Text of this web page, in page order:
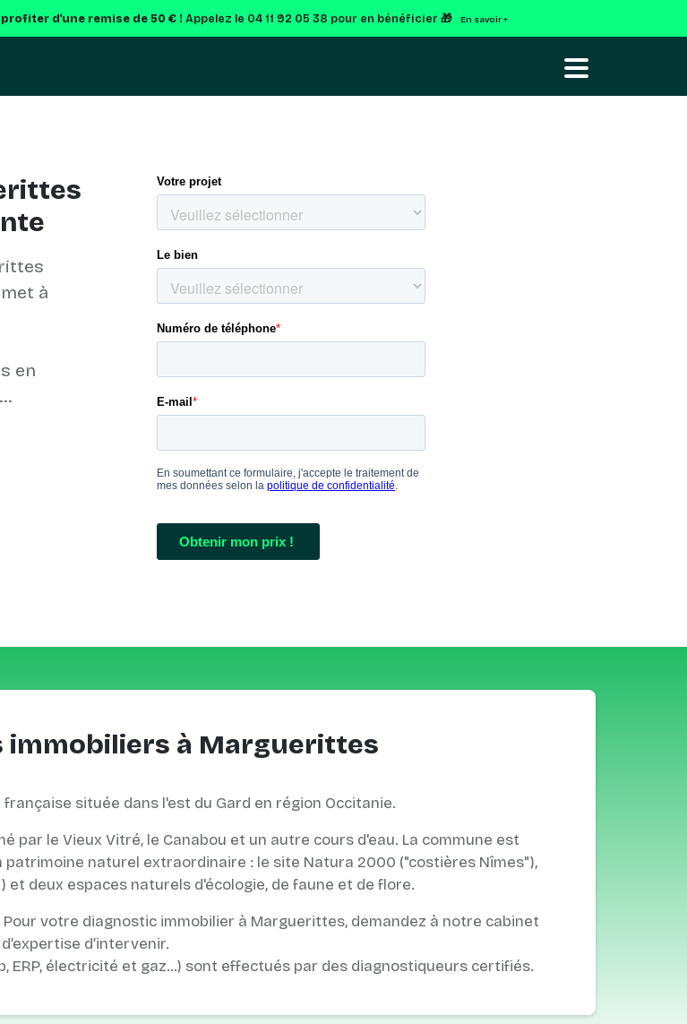
d'une remise de 50 € ! Appelez le 04 11 92 05 38 pour en bénéficier 🎁 En savoir +
à
en
immobiliers à Marguerittes
située dans l'est du Gard en région Occitanie.
par le Vieux Vitré, le Canabou et un autre cours d'eau. La commune est
naturel extraordinaire : le site Natura 2000 ("costières Nîmes"),
et deux espaces naturels d'écologie, de faune et de flore.
votre diagnostic immobilier à Marguerittes, demandez à notre cabinet
d’expertise d’intervenir.
ERP, électricité et gaz…) sont effectués par des diagnostiqueurs certifiés.